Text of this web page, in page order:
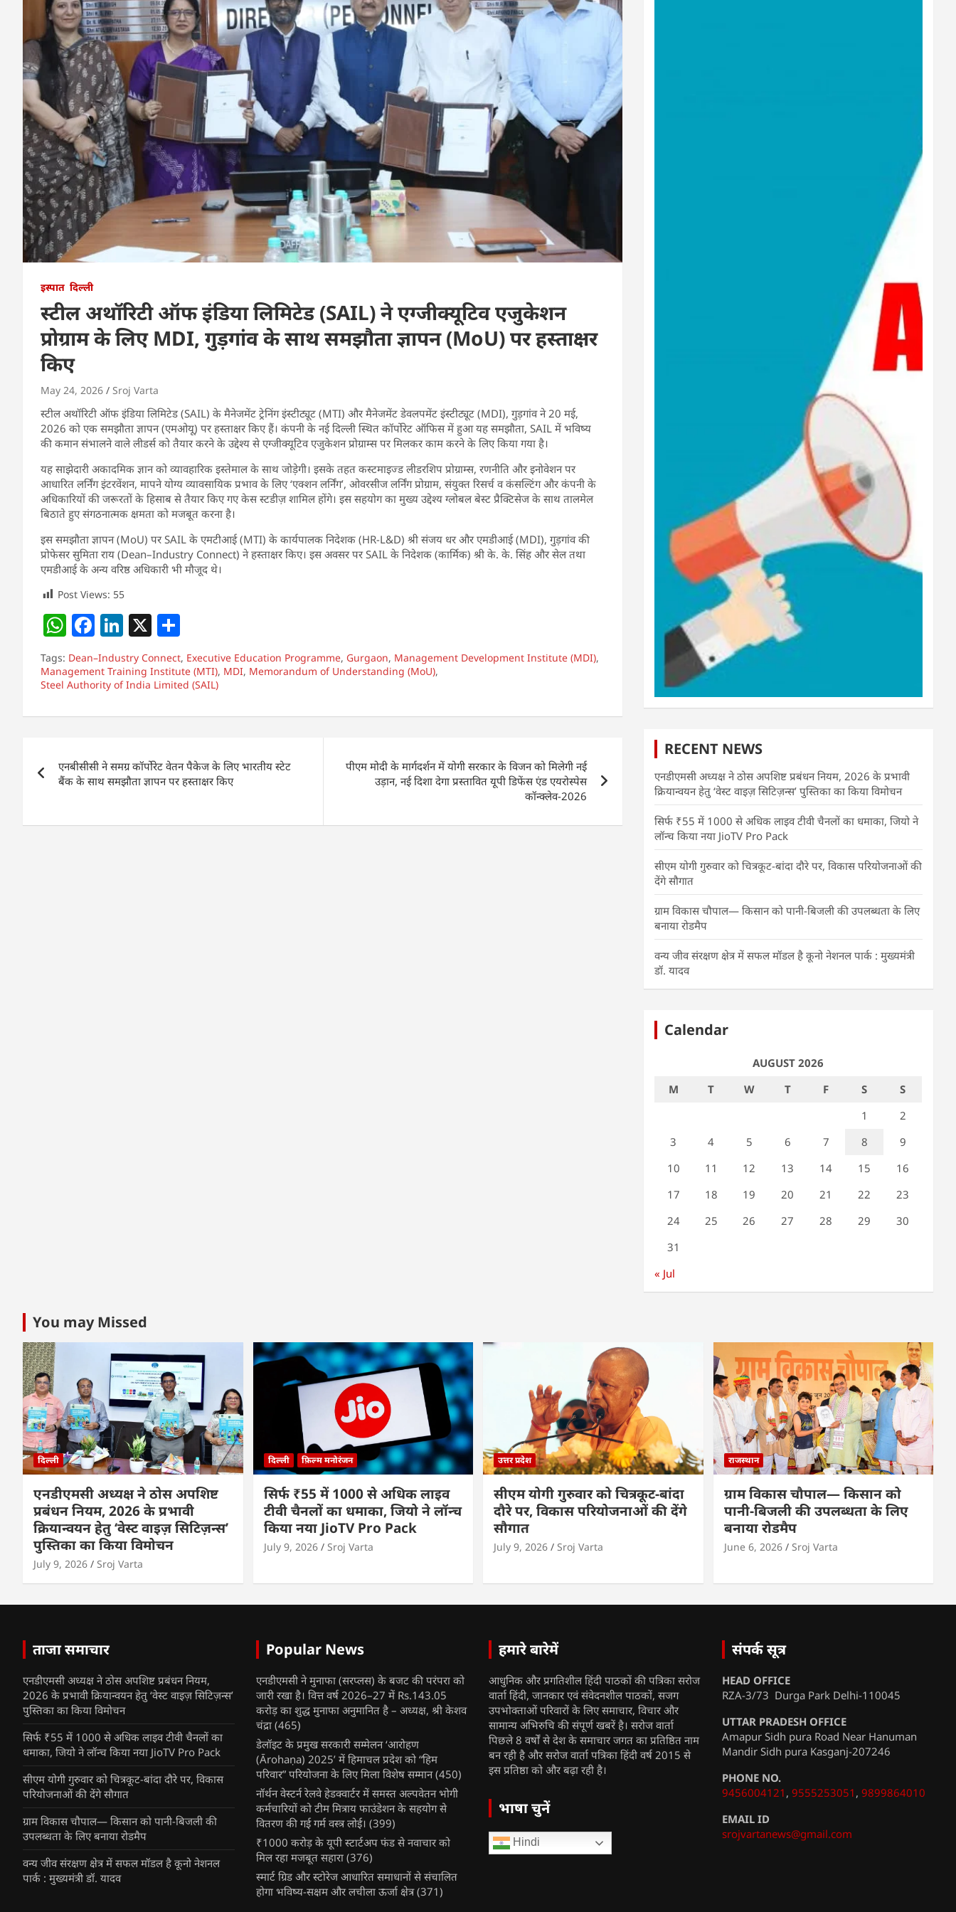
इस्पात दिल्ली
स्टील अथॉरिटी ऑफ इंडिया लिमिटेड (SAIL) ने एग्जीक्यूटिव एजुकेशन
प्रोग्राम के लिए MDI, गुड़गांव के साथ समझौता ज्ञापन (MoU) पर हस्ताक्षर
किए
May 24, 2026 Sroj Varta
स्टील अथॉरिटी ऑफ इंडिया लिमिटेड (SAIL) के मैनेजमेंट ट्रेनिंग इंस्टीट्यूट (MTI) और मैनेजमेंट डेवलपमेंट इंस्टीट्यूट (MDI), गुड़गांव ने 20 मई,
2026 को एक समझौता ज्ञापन (एमओयू) पर हस्ताक्षर किए हैं। कंपनी के नई दिल्ली स्थित कॉर्पोरेट ऑफिस में हुआ यह समझौता, SAIL में भविष्य
की कमान संभालने वाले लीडर्स को तैयार करने के उद्देश्य से एग्जीक्यूटिव एजुकेशन प्रोग्राम्स पर मिलकर काम करने के लिए किया गया है।
यह साझेदारी अकादमिक ज्ञान को व्यावहारिक इस्तेमाल के साथ जोड़ेगी। इसके तहत कस्टमाइज्ड लीडरशिप प्रोग्राम्स, रणनीति और इनोवेशन पर
आधारित लर्निंग इंटरवेंशन, मापने योग्य व्यावसायिक प्रभाव के लिए ‘एक्शन लर्निंग’, ओवरसीज लर्निंग प्रोग्राम, संयुक्त रिसर्च व कंसल्टिंग और कंपनी के
अधिकारियों की जरूरतों के हिसाब से तैयार किए गए केस स्टडीज़ शामिल होंगे। इस सहयोग का मुख्य उद्देश्य ग्लोबल बेस्ट प्रैक्टिसेज के साथ तालमेल
बिठाते हुए संगठनात्मक क्षमता को मजबूत करना है।
इस समझौता ज्ञापन (MoU) पर SAIL के एमटीआई (MTI) के कार्यपालक निदेशक (HR-L&D) श्री संजय धर और एमडीआई (MDI), गुड़गांव की
प्रोफेसर सुमिता राय (Dean–Industry Connect) ने हस्ताक्षर किए। इस अवसर पर SAIL के निदेशक (कार्मिक) श्री के. के. सिंह और सेल तथा
एमडीआई के अन्य वरिष्ठ अधिकारी भी मौजूद थे।
Post Views: 55
W
h
at
s
A
p
F
a
c
e
b
o
k
Li
n
k
e
dI
X
h
ar
e
Tags: Dean–Industry Connect, Executive Education Programme, Gurgaon, Management Development Institute (MDI),
Management Training Institute (MTI), MDI, Memorandum of Understanding (MoU),
Steel Authority of India Limited (SAIL)
navigation
एनबीसीसी ने समग्र कॉर्पोरेट वेतन पैकेज के लिए भारतीय स्टेट
बैंक के साथ समझौता ज्ञापन पर हस्ताक्षर किए
पीएम मोदी के मार्गदर्शन में योगी सरकार के विजन को मिलेगी नई
उड़ान, नई दिशा देगा प्रस्तावित यूपी डिफेंस एंड एयरोस्पेस
कॉन्क्लेव-2026
RECENT NEWS
एनडीएमसी अध्यक्ष ने ठोस अपशिष्ट प्रबंधन नियम, 2026 के प्रभावी
क्रियान्वयन हेतु ‘वेस्ट वाइज़ सिटिज़न्स’ पुस्तिका का किया विमोचन
सिर्फ ₹55 में 1000 से अधिक लाइव टीवी चैनलों का धमाका, जियो ने
लॉन्च किया नया JioTV Pro Pack
सीएम योगी गुरुवार को चित्रकूट-बांदा दौरे पर, विकास परियोजनाओं की
देंगे सौगात
ग्राम विकास चौपाल— किसान को पानी-बिजली की उपलब्धता के लिए
बनाया रोडमैप
वन्य जीव संरक्षण क्षेत्र में सफल मॉडल है कूनो नेशनल पार्क : मुख्यमंत्री
डॉ. यादव
Calendar
AUGUST 2026
M
T W T F S
S
1
2
3
4 5 6 7 8
9
10
11 12 13 14 15
16
17
18 19 20 21 22
23
24
25 26 27 28 29
30
31
« Jul
You may Missed
दिल्ली
एनडीएमसी अध्यक्ष ने ठोस अपशिष्ट
प्रबंधन नियम, 2026 के प्रभावी
क्रियान्वयन हेतु ‘वेस्ट वाइज़ सिटिज़न्स’
पुस्तिका का किया विमोचन
July 9, 2026 Sroj Varta
दिल्ली फ़िल्म मनोरंजन
सिर्फ ₹55 में 1000 से अधिक लाइव
टीवी चैनलों का धमाका, जियो ने लॉन्च
किया नया JioTV Pro Pack
July 9, 2026 Sroj Varta
उत्तर प्रदेश
सीएम योगी गुरुवार को चित्रकूट-बांदा
दौरे पर, विकास परियोजनाओं की देंगे
सौगात
July 9, 2026 Sroj Varta
राजस्थान
ग्राम विकास चौपाल— किसान को
पानी-बिजली की उपलब्धता के लिए
बनाया रोडमैप
June 6, 2026 Sroj Varta
ताजा समाचार
एनडीएमसी अध्यक्ष ने ठोस अपशिष्ट प्रबंधन नियम,
2026 के प्रभावी क्रियान्वयन हेतु ‘वेस्ट वाइज़ सिटिज़न्स’
पुस्तिका का किया विमोचन
सिर्फ ₹55 में 1000 से अधिक लाइव टीवी चैनलों का
धमाका, जियो ने लॉन्च किया नया JioTV Pro Pack
सीएम योगी गुरुवार को चित्रकूट-बांदा दौरे पर, विकास
परियोजनाओं की देंगे सौगात
ग्राम विकास चौपाल— किसान को पानी-बिजली की
उपलब्धता के लिए बनाया रोडमैप
वन्य जीव संरक्षण क्षेत्र में सफल मॉडल है कूनो नेशनल
पार्क : मुख्यमंत्री डॉ. यादव
Popular News
एनडीएमसी ने मुनाफा (सरप्लस) के बजट की परंपरा को
जारी रखा है। वित्त वर्ष 2026–27 में Rs.143.05
करोड़ का शुद्ध मुनाफा अनुमानित है – अध्यक्ष, श्री केशव
चंद्रा (465)
डेलॉइट के प्रमुख सरकारी सम्मेलन ‘आरोहण
(Ārohaṇa) 2025’ में हिमाचल प्रदेश को “हिम
परिवार” परियोजना के लिए मिला विशेष सम्मान (450)
नॉर्थन वेस्टर्न रेलवे हेडक्वार्टर में समस्त अल्पवेतन भोगी
कर्मचारियों को टीम मित्राय फाउंडेशन के सहयोग से
वितरण की गई गर्म वस्त्र लोई। (399)
₹1000 करोड़ के यूपी स्टार्टअप फंड से नवाचार को
मिल रहा मजबूत सहारा (376)
स्मार्ट ग्रिड और स्टोरेज आधारित समाधानों से संचालित
होगा भविष्य-सक्षम और लचीला ऊर्जा क्षेत्र (371)
हमारे बारेमें
आधुनिक और प्रगतिशील हिंदी पाठकों की पत्रिका सरोज
वार्ता हिंदी, जानकार एवं संवेदनशील पाठकों, सजग
उपभोक्ताओं परिवारों के लिए समाचार, विचार और
सामान्य अभिरुचि की संपूर्ण खबरें है। सरोज वार्ता
पिछले 8 वर्षों से देश के समाचार जगत का प्रतिष्ठित नाम
बन रही है और सरोज वार्ता पत्रिका हिंदी वर्ष 2015 से
इस प्रतिष्ठा को और बढ़ा रही है।
भाषा चुनें
Hindi
संपर्क सूत्र
HEAD OFFICE
RZA-3/73 Durga Park Delhi-110045
UTTAR PRADESH OFFICE
Amapur Sidh pura Road Near Hanuman
Mandir Sidh pura Kasganj-207246
PHONE NO.
9456004121 , 9555253051 , 9899864010
EMAIL ID
srojvartanews@gmail.com